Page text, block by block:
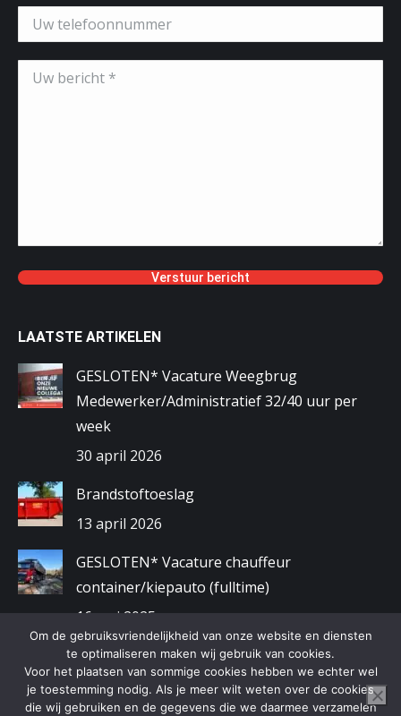
LAATSTE ARTIKELEN
GESLOTEN* Vacature Weegbrug
Medewerker/Administratief 32/40 uur per
week
30 april 2026
Brandstoftoeslag
13 april 2026
GESLOTEN* Vacature chauffeur
container/kiepauto (fulltime)
16 mei 2025
Gewijzigde openingstijden kerstvakantie
2024/2025
9 december 2024
Om de gebruiksvriendelijkheid van onze website en diensten
te optimaliseren maken wij gebruik van cookies.
Voor het plaatsen van sommige cookies hebben we echter wel
je toestemming nodig. Als je meer wilt weten over de cookies
die wij gebruiken en de gegevens die we daarmee verzamelen